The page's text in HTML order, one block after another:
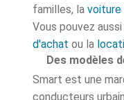
familles, la voiture
Vous pouvez
d'achat ou la
Des modèles
Smart est une
conducteurs